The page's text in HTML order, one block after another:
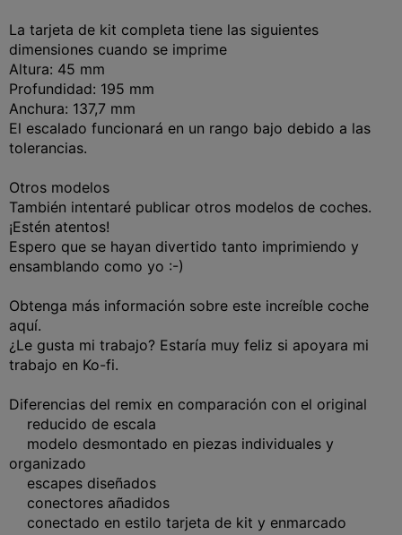
La tarjeta de kit completa tiene las siguientes
dimensiones cuando se imprime
Altura: 45 mm
Profundidad: 195 mm
Anchura: 137,7 mm
El escalado funcionará en un rango bajo debido a las
tolerancias.
Otros modelos
También intentaré publicar otros modelos de coches.
¡Estén atentos!
Espero que se hayan divertido tanto imprimiendo y
ensamblando como yo :-)
Obtenga más información sobre este increíble coche
aquí.
¿Le gusta mi trabajo? Estaría muy feliz si apoyara mi
trabajo en Ko-fi.
Diferencias del remix en comparación con el original
reducido de escala
modelo desmontado en piezas individuales y
organizado
escapes diseñados
conectores añadidos
conectado en estilo tarjeta de kit y enmarcado